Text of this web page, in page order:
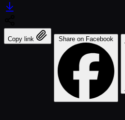
Copy link Share on Facebook